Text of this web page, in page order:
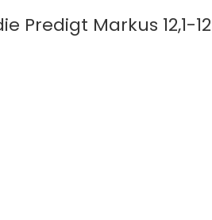
Predigt Markus 12,1-